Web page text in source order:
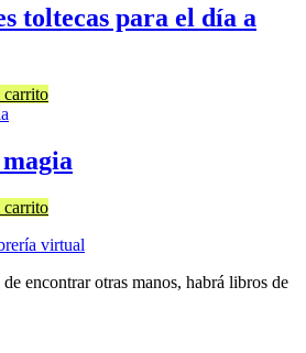
toltecas para el día a
carrito
carrito
encontrar otras manos, habrá libros de